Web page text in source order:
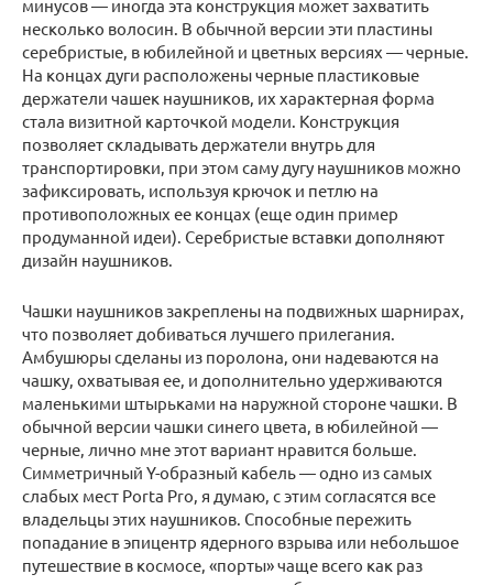
минусов — иногда эта конструкция может захватить
несколько волосин. В обычной версии эти пластины
серебристые, в юбилейной и цветных версиях — черные.
На концах дуги расположены черные пластиковые
держатели чашек наушников, их характерная форма
стала визитной карточкой модели. Конструкция
позволяет складывать держатели внутрь для
транспортировки, при этом саму дугу наушников можно
зафиксировать, используя крючок и петлю на
противоположных ее концах (еще один пример
продуманной идеи). Серебристые вставки дополняют
дизайн наушников.
Чашки наушников закреплены на подвижных шарнирах,
что позволяет добиваться лучшего прилегания.
Амбушюры сделаны из поролона, они надеваются на
чашку, охватывая ее, и дополнительно удерживаются
маленькими штырьками на наружной стороне чашки. В
обычной версии чашки синего цвета, в юбилейной —
черные, лично мне этот вариант нравится больше.
Симметричный Y-образный кабель — одно из самых
слабых мест Porta Pro, я думаю, с этим согласятся все
владельцы этих наушников. Способные пережить
попадание в эпицентр ядерного взрыва или небольшое
путешествие в космосе, «порты» чаще всего как раз